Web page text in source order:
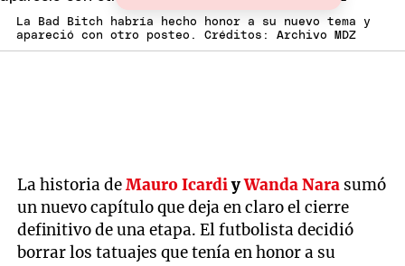
La Bad Bitch habría hecho honor a su nuevo tema y
apareció con otro posteo. Créditos: Archivo MDZ
La historia deMauro IcardiyWanda Nara sumó
un nuevo capítulo que deja en claro el cierre
definitivo de una etapa. El futbolista decidió
borrar los tatuajes que tenía en honor a su